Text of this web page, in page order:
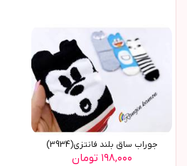
جوراب ساق بلند فانتزی(3934)
۱۹۸,۰۰۰ تومان